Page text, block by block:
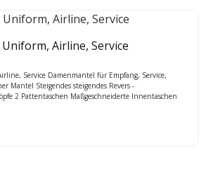
Airline, Service
Service Damenmantel für Empfang, Service,
Mantel Steigendes steigendes Revers -
2 Pattentaschen Maßgeschneiderte Innentaschen
Größen: 36-54